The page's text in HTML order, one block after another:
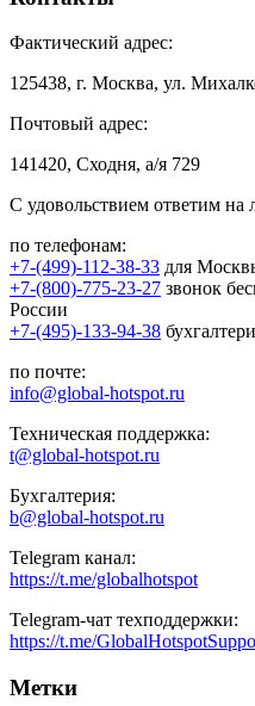
Фактический адрес:
125438, г. Москва, ул.
Почтовый адрес:
141420, Сходня, а/я 729
С удовольствием ответим
по телефонам:
+7-(499)-112-38-33 для
+7-(800)-775-23-27 звонок
России
+7-(495)-133-94-38
по почте:
info@global-hotspot.ru
Техническая поддержка:
t@global-hotspot.ru
Бухгалтерия:
b@global-hotspot.ru
Telegram канал:
https://t.me/globalhotspot
Telegram-чат техподдержки:
https://t.me/
Метки